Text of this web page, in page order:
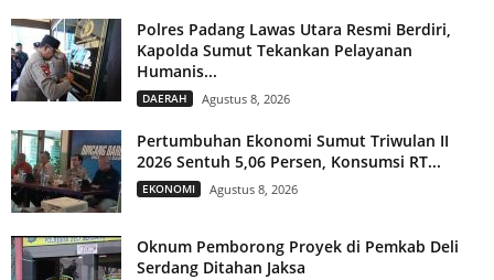
Polres Padang Lawas Utara Resmi Berdiri,
Kapolda Sumut Tekankan Pelayanan
Humanis...
DAERAH Agustus 8, 2026
Pertumbuhan Ekonomi Sumut Triwulan II
2026 Sentuh 5,06 Persen, Konsumsi RT...
EKONOMI Agustus 8, 2026
Oknum Pemborong Proyek di Pemkab Deli
Serdang Ditahan Jaksa